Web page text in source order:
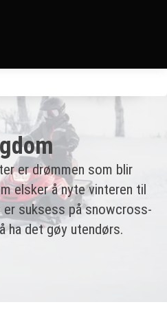
Kjøretøy
Våre merker
Kontakt
er drømmen som blir
elsker å nyte vinteren til
suksess på snowcross-
ha det gøy utendørs.